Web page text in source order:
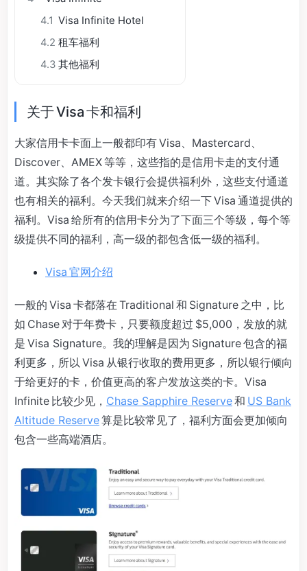
4.1 Visa Infinite Hotel
4.2 租车福利
4.3 其他福利
关于 Visa 卡和福利
大家信用卡卡面上一般都印有 Visa、Mastercard、
Discover、AMEX 等等，这些指的是信用卡走的支付通
道。其实除了各个发卡银行会提供福利外，这些支付通道
也有相关的福利。今天我们就来介绍一下 Visa 通道提供的
福利。Visa 给所有的信用卡分为了下面三个等级，每个等
级提供不同的福利，高一级的都包含低一级的福利。
Visa 官网介绍
一般的 Visa 卡都落在 Traditional 和 Signature 之中，比
如 Chase 对于年费卡，只要额度超过 $5,000，发放的就
是 Visa Signature。我的理解是因为 Signature 包含的福
利更多，所以 Visa 从银行收取的费用更多，所以银行倾向
于给更好的卡，价值更高的客户发放这类的卡。Visa
Infinite 比较少见， Chase Sapphire Reserve和 US Bank
Altitude Reserve算是比较常见了，福利方面会更加倾向
包含一些高端酒店。